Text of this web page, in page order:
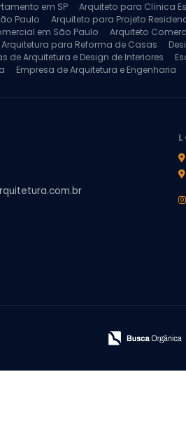
em SP
Arquiteto para Clínica
Paulo
Arquiteto para Projeto
em São Paulo
Arquiteto
Arquitetura para Reforma de Casas
de Arquitetura e Design de Interiores
Empresa de Arquitetura e Engenharia